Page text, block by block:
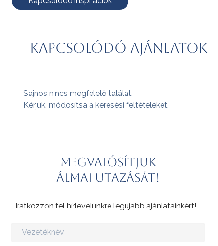
Kapcsolódó ajánlatok
Sajnos nincs megfelelő találat.
Kérjük, módosítsa a keresési feltételeket.
Megvalósítjuk
álmai utazását!
Iratkozzon fel hírlevelünkre legújabb ajánlatainkért!